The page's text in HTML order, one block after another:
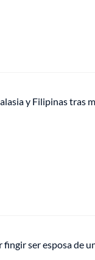
y Filipinas tras
ser esposa de